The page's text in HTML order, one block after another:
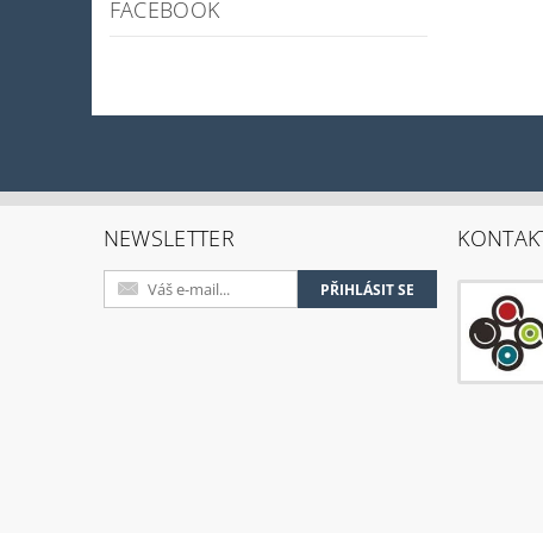
FACEBOOK
NEWSLETTER